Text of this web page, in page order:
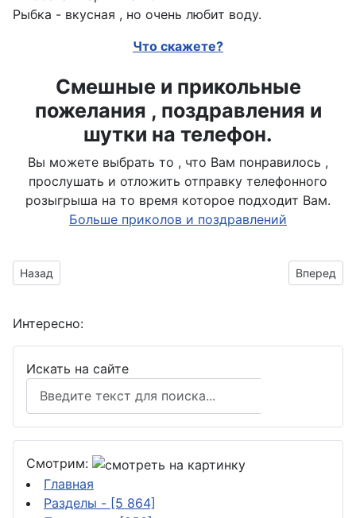
Рыбка - вкусная , но очень любит воду.
Что скажете?
Смешные и прикольные
пожелания , поздравления и
шутки на телефон.
Вы можете выбрать то , что Вам понравилось ,
прослушать и отложить отправку телефонного
розыгрыша на то время которое подходит Вам.
Больше приколов и поздравлений
Предыдущий материал: Боязнь замочить лапки
Назад Вперед
Интересно:
Искать на сайте
Смотрим:
Главная
Разделы - [5 864]